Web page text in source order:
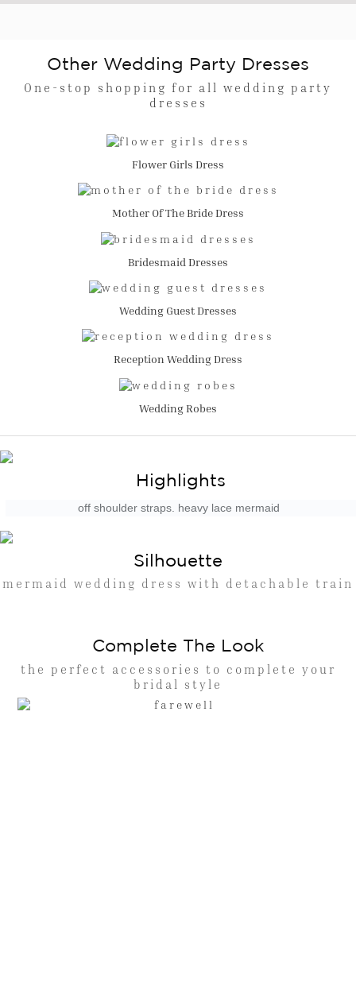
Other Wedding Party Dresses
One-stop shopping for all wedding party
dresses
Flower Girls Dress
Mother Of The Bride Dress
Bridesmaid Dresses
Wedding Guest Dresses
Reception Wedding Dress
Wedding Robes
Highlights
off shoulder straps. heavy lace mermaid
Silhouette
mermaid wedding dress with detachable train
Complete The Look
the perfect accessories to complete your
bridal style